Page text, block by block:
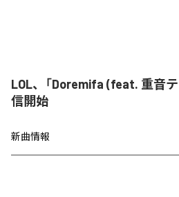
LOL、「Doremifa (feat. 重音
信開始
新曲情報